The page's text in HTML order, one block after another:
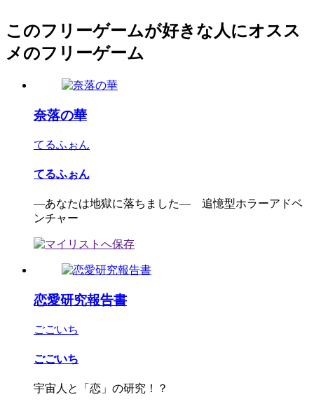
このフリーゲームが好きな人にオスス
メのフリーゲーム
奈落の華
てるふぉん
てるふぉん
―あなたは地獄に落ちました― 追憶型ホラーアドベ
ンチャー
恋愛研究報告書
ごごいち
ごごいち
宇宙人と「恋」の研究！？